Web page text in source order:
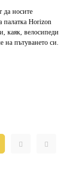
да носите
палатка Horizon
каяк, велосипеди
на пътуването си.